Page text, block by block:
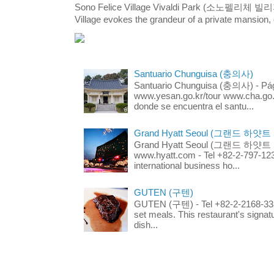
Sono Felice Village Vivaldi Park (소노펠리체 빌
Village evokes the grandeur of a private
Santuario Chunguisa (충의사)
Santuario Chunguisa (충의사) -
www.yesan.go.kr/tour
donde se encuentra el santu...
Grand Hyatt Seoul (그랜드 하얏트
Grand Hyatt Seoul (그랜드 하얏트
www.hyatt.com - Tel +82-2-797-
international business ho...
GUTEN (구텐)
GUTEN (구텐) - Tel +82-2-2168-
set meals. This restaurant's
dish...